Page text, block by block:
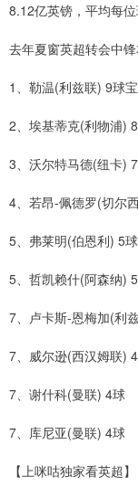
8.12亿英镑，平均每
去年夏窗英超转会中
1、勒温(利兹联) 9球
2、埃基蒂克(利物浦)
3、沃尔特马德(纽卡)
4、若昂-佩德罗(切尔
5、弗莱明(伯恩利) 5
5、哲凯赖什(阿森纳)
7、卢卡斯-恩梅加(利
7、威尔逊(西汉姆联)
7、谢什科(曼联) 4球
7、库尼亚(曼联) 4球
【上咪咕独家看英超】